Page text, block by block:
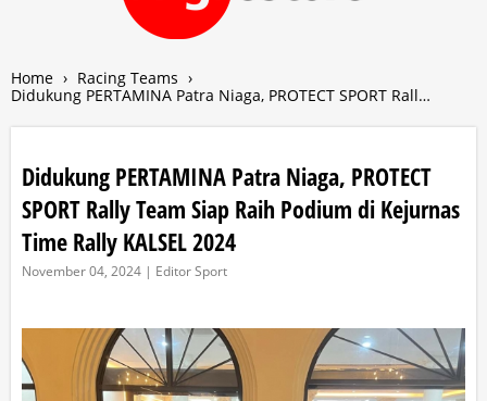
Home › Racing Teams ›
Didukung PERTAMINA Patra Niaga, PROTECT SPORT Rall…
Didukung PERTAMINA Patra Niaga, PROTECT
SPORT Rally Team Siap Raih Podium di Kejurnas
Time Rally KALSEL 2024
November 04, 2024 | Editor Sport